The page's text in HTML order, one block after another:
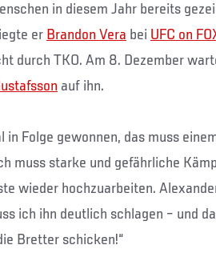
in diesem Jahr bereits
er Brandon Vera bei UFC on
durch TKO. Am 8. Dezember
auf ihn.
in Folge gewonnen, das muss
muss starke und gefährliche
wieder hochzuarbeiten.
ich ihn deutlich schlagen – und
Bretter schicken!“